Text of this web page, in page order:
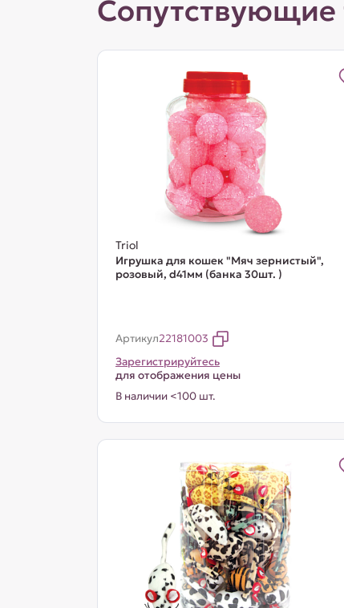
Сопутствующие
Triol
Игрушка для кошек "Мяч зернистый",
розовый, d41мм (банка 30шт. )
Артикул22181003
Зарегистрируйтесь
для отображения цены
В наличии <100 шт.